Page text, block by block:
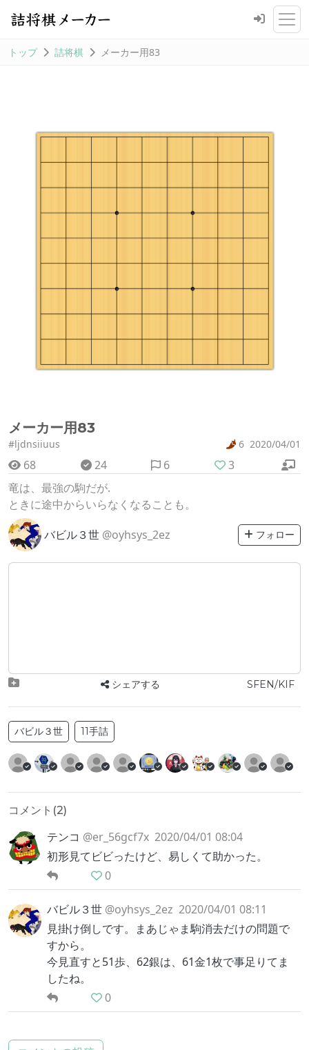
トップ 詰将棋 メーカー用83
メーカー用83
#ljdnsiiuus 6 2020/04/01
68 24 6
3
竜は、最強の駒だが.
ときに途中からいらなくなることも。
バビル３世 @oyhsys_2ez フォロー
シェアする SFEN/KIF
バビル３世 11手詰
コメント(2)
テンコ @er_56gcf7x 2020/04/01 08:04
初形見てビビったけど、易しくて助かった。
0
バビル３世 @oyhsys_2ez 2020/04/01 08:11
見掛け倒しです。まあじゃま駒消去だけの問題で
すから。
今見直すと51歩、62銀は、61金1枚で事足りてま
したね。
0